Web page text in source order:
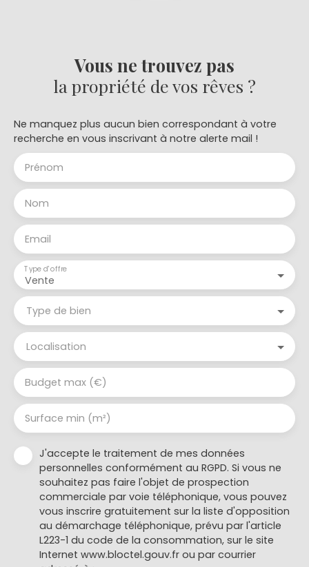
Vous ne trouvez pas
la propriété de vos rêves ?
Ne manquez plus aucun bien correspondant à votre
recherche en vous inscrivant à notre alerte mail !
Prénom
Nom
Email
Vente
Type d'offre
Type de bien
Localisation
Budget max (€)
Surface min (m²)
J'accepte le traitement de mes données
personnelles conformément au RGPD. Si vous ne
souhaitez pas faire l'objet de prospection
commerciale par voie téléphonique, vous pouvez
vous inscrire gratuitement sur la liste d'opposition
au démarchage téléphonique, prévu par l'article
L223-1 du code de la consommation, sur le site
Internet www.bloctel.gouv.fr ou par courrier